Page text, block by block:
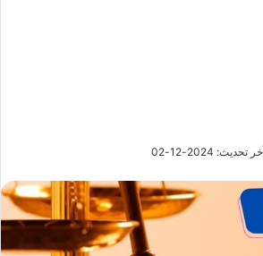
تحديث: 2024-12-02